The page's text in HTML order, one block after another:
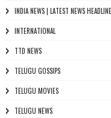
INDIA NEWS | LATEST NEWS
INTERNATIONAL
TTD NEWS
TELUGU GOSSIPS
TELUGU MOVIES
TELUGU NEWS